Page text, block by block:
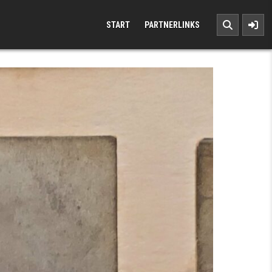
START PARTNERLINKS